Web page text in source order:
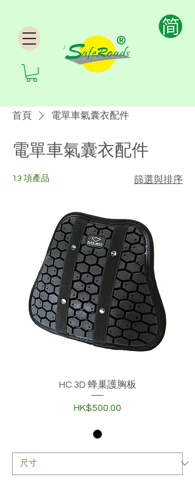
首頁 電單車氣囊衣配件
電單車氣囊衣配件
13 項產品 篩選與排序
HC 3D 蜂巢護胸板
價格
HK$500.00